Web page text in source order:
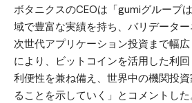
ボタニクスのCEOは「gumiグループ
域で豊富な実績を持ち、バリデータ
次世代アプリケーション投資まで幅
により、ビットコインを活用した利
利便性を兼ね備え、世界中の機関投
ることを示していく」とコメントした